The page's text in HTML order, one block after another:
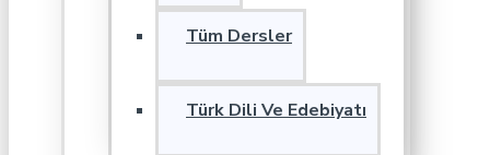
Tüm Dersler
Türk Dili Ve Edebiyatı